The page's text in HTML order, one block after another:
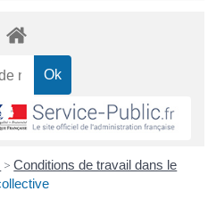
> Conditions de travail dans le